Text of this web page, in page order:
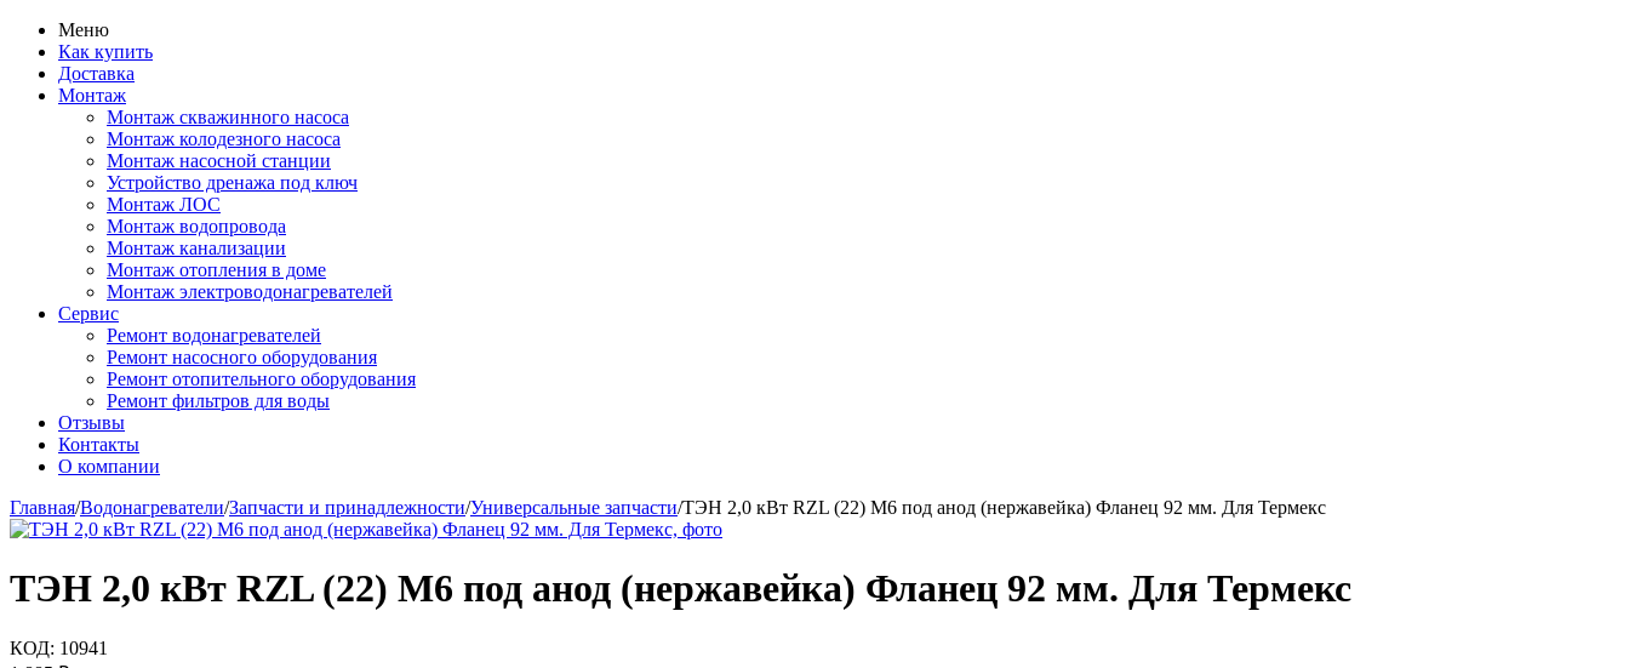
Меню
Как купить
Доставка
Монтаж
Монтаж скважинного насоса
Монтаж колодезного насоса
Монтаж насосной станции
Устройство дренажа под ключ
Монтаж ЛОС
Монтаж водопровода
Монтаж канализации
Монтаж отопления в доме
Монтаж электроводонагревателей
Сервис
Ремонт водонагревателей
Ремонт насосного оборудования
Ремонт отопительного оборудования
Ремонт фильтров для воды
Отзывы
Контакты
О компании
Главная/Водонагреватели/Запчасти и принадлежности/Универсальные запчасти/ТЭН 2,0 кВт RZL (22) M6 под анод (нержавейка) Фланец 92 мм. Для Термекс
ТЭН 2,0 кВт RZL (22) M6 под анод (нержавейка) Фланец 92 мм. Для Термекс
КОД: 10941